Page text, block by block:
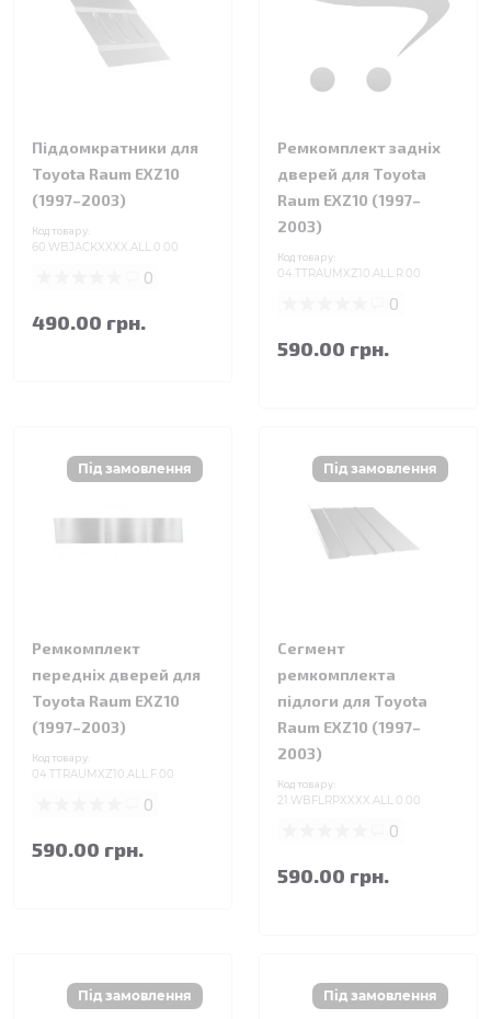
Піддомкратники для
Toyota Raum EXZ10
(1997–2003)
Код товару:
60.WBJACKXXXX.ALL.0.00
0
490.00 грн.
Ремкомплект задніх
дверей для Toyota
Raum EXZ10 (1997–
2003)
Код товару:
04.TTRAUMXZ10.ALL.R.00
0
590.00 грн.
Ремкомплект
передніх дверей для
Toyota Raum EXZ10
(1997–2003)
Код товару:
04.TTRAUMXZ10.ALL.F.00
0
590.00 грн.
Сегмент
ремкомплекта
підлоги для Toyota
Raum EXZ10 (1997–
2003)
Код товару:
21.WBFLRPXXXX.ALL.0.00
0
590.00 грн.